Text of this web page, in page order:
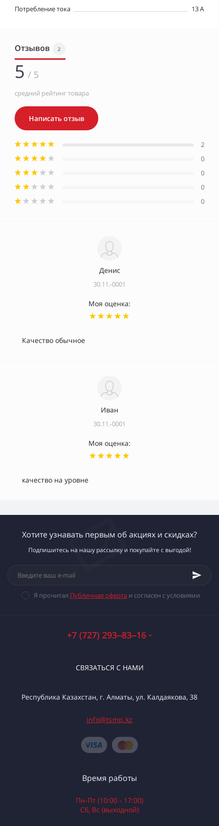
Потребление тока 13 A
Отзывов 2
5 / 5
средний рейтинг товара
Написать отзыв
2
0
0
0
0
Денис
30.11.-0001
Моя оценка:
Качество обычное
Иван
30.11.-0001
Моя оценка:
качество на уровне
Хотите узнавать первым об акциях и скидках?
Подпишитесь на нашу рассылку и покупайте с выгодой!
Я прочитал Публичная оферта и согласен с условиями
+7 (727) 293‒83‒16
СВЯЗАТЬСЯ С НАМИ
Республика Казахстан, г. Алматы, ул. Калдаякова, 38
info@tsmp.kz
Время работы
Пн-Пт (10:00 - 17:00)
Сб, Вс (выходной)